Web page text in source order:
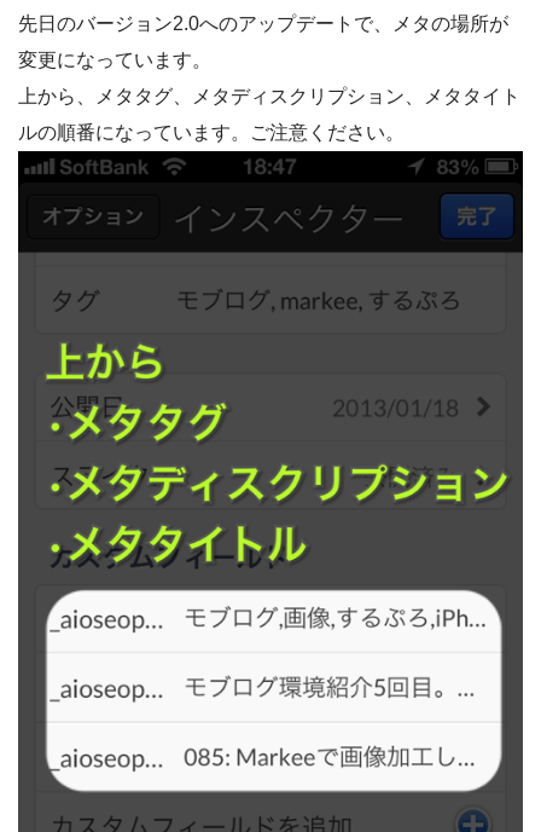
先日のバージョン2.0へのアップデートで、メタの場所が
変更になっています。
上から、メタタグ、メタディスクリプション、メタタイト
ルの順番になっています。ご注意ください。